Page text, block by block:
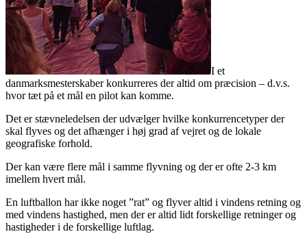
I et
danmarksmesterskaber konkurreres der altid om præcision – d.v.s.
hvor tæt på et mål en pilot kan komme.
Det er stævneledelsen der udvælger hvilke konkurrencetyper der
skal flyves og det afhænger i høj grad af vejret og de lokale
geografiske forhold.
Der kan være flere mål i samme flyvning og der er ofte 2-3 km
imellem hvert mål.
En luftballon har ikke noget ”rat” og flyver altid i vindens retning og
med vindens hastighed, men der er altid lidt forskellige retninger og
hastigheder i de forskellige luftlag.